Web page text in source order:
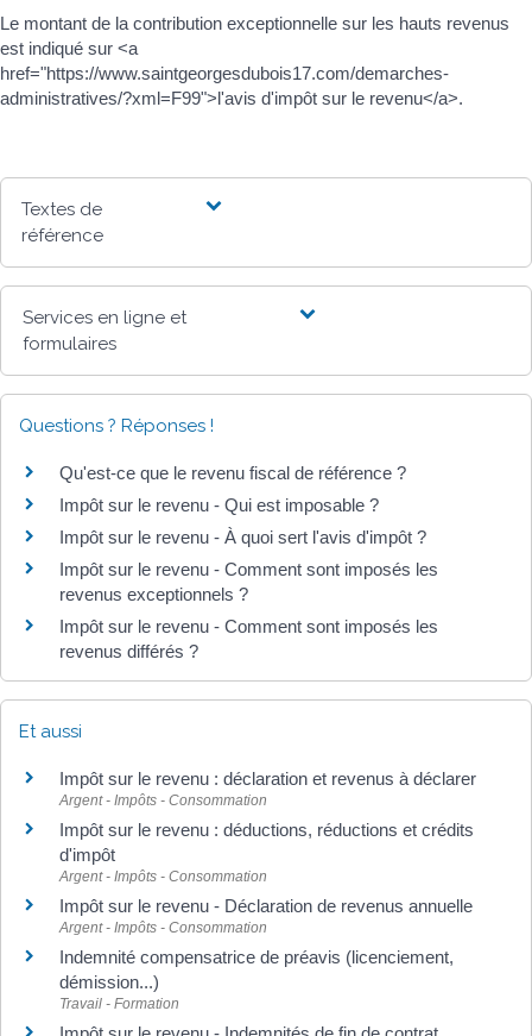
Le montant de la contribution exceptionnelle sur les hauts revenus
est indiqué sur <a
href="https://www.saintgeorgesdubois17.com/demarches-
administratives/?xml=F99">l'avis d'impôt sur le revenu</a>.
Textes de
référence
Services en ligne et
formulaires
Questions ? Réponses !
Qu'est-ce que le revenu fiscal de référence ?
Impôt sur le revenu - Qui est imposable ?
Impôt sur le revenu - À quoi sert l'avis d'impôt ?
Impôt sur le revenu - Comment sont imposés les
revenus exceptionnels ?
Impôt sur le revenu - Comment sont imposés les
revenus différés ?
Et aussi
Impôt sur le revenu : déclaration et revenus à déclarer
Argent - Impôts - Consommation
Impôt sur le revenu : déductions, réductions et crédits
d'impôt
Argent - Impôts - Consommation
Impôt sur le revenu - Déclaration de revenus annuelle
Argent - Impôts - Consommation
Indemnité compensatrice de préavis (licenciement,
démission...)
Travail - Formation